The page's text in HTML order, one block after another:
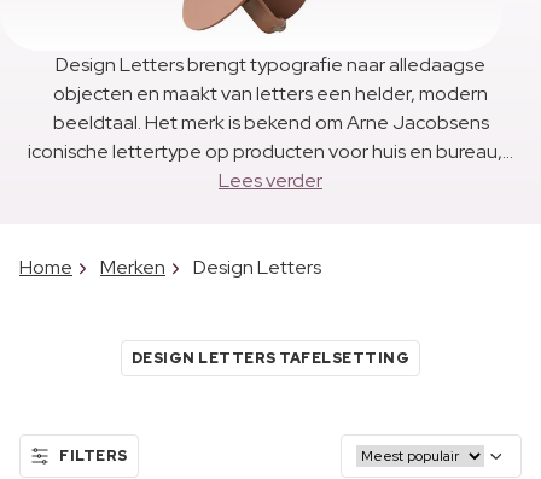
Design Letters brengt typografie naar alledaagse
objecten en maakt van letters een helder, modern
beeldtaal. Het merk is bekend om Arne Jacobsens
iconische lettertype op producten voor huis en bureau,...
Lees verder
Home Merken Design Letters
DESIGN LETTERS TAFELSETTING
FILTERS